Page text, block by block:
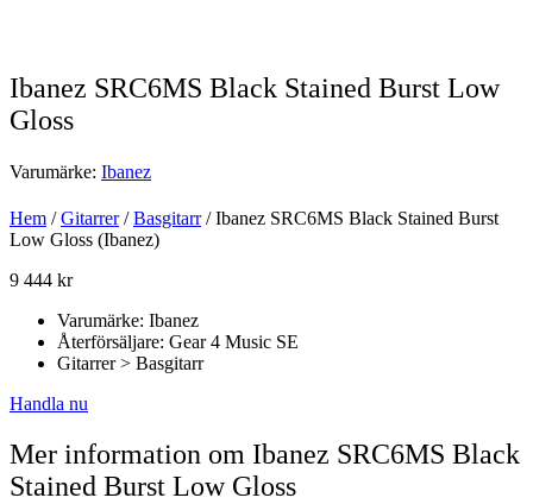
Ibanez SRC6MS Black Stained Burst Low
Gloss
Varumärke: Ibanez
Hem /Gitarrer/Basgitarr/ Ibanez SRC6MS Black Stained Burst
Low Gloss (Ibanez)
9 444 kr
Varumärke: Ibanez
Återförsäljare: Gear 4 Music SE
Gitarrer > Basgitarr
Handla nu
Mer information om Ibanez SRC6MS Black
Stained Burst Low Gloss